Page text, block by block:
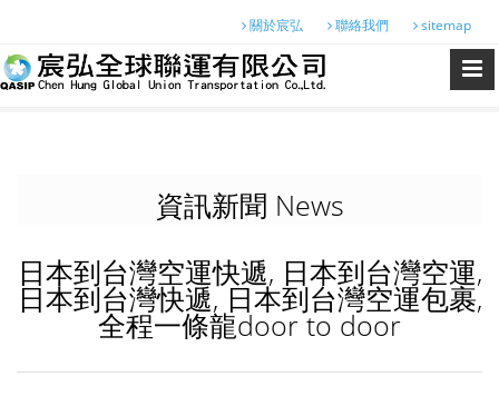
關於宸弘 聯絡我們 sitemap
資訊新聞 News
日本到台灣空運快遞, 日本到台灣空運,
日本到台灣快遞, 日本到台灣空運包裹,
全程一條龍door to door